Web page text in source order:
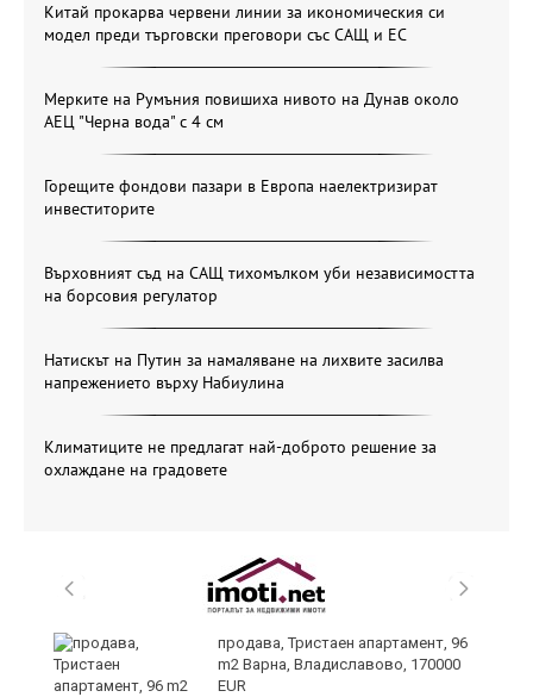
Китай прокарва червени линии за икономическия си
модел преди търговски преговори със САЩ и ЕС
Мерките на Румъния повишиха нивото на Дунав около
АЕЦ "Черна вода" с 4 см
Горещите фондови пазари в Европа наелектризират
инвеститорите
Върховният съд на САЩ тихомълком уби независимостта
на борсовия регулатор
Натискът на Путин за намаляване на лихвите засилва
напрежението върху Набиулина
Климатиците не предлагат най-доброто решение за
охлаждане на градовете
продава, Тристаен апартамент, 96
m2 Варна, Владиславово, 170000
EUR